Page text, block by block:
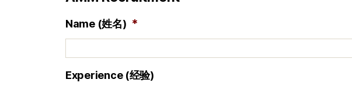
Name (姓名) *
Experience (经验)